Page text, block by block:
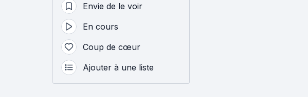
Envie de le voir
En cours
Coup de cœur
Ajouter à une liste